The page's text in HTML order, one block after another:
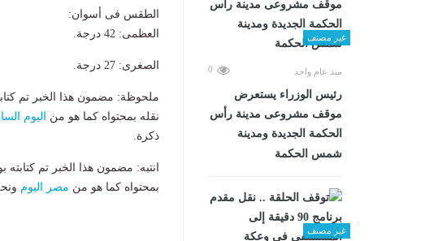
غير مصنف
منذ عام واحد 0
رئيس الوزراء يستعرض
موقف مشروعى مدينة رأس
الحكمة الجديدة ومدينة
شمس الحكمة
غير مصنف
الطقس فى ​أسوان:
​العظمى: 42 درجة.
​الصغرى: 27 درجة.
ملحوظة: مضمون هذا الخبر تم
نقله بمحتواه كما هو من
اليوم
ذكرة.
انتبه: مضمون هذا الخبر تم كتابته
بمحتواه كما هو من مصر اليوم